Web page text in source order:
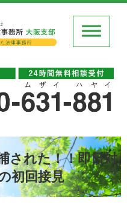
された！！即日対
初回接見